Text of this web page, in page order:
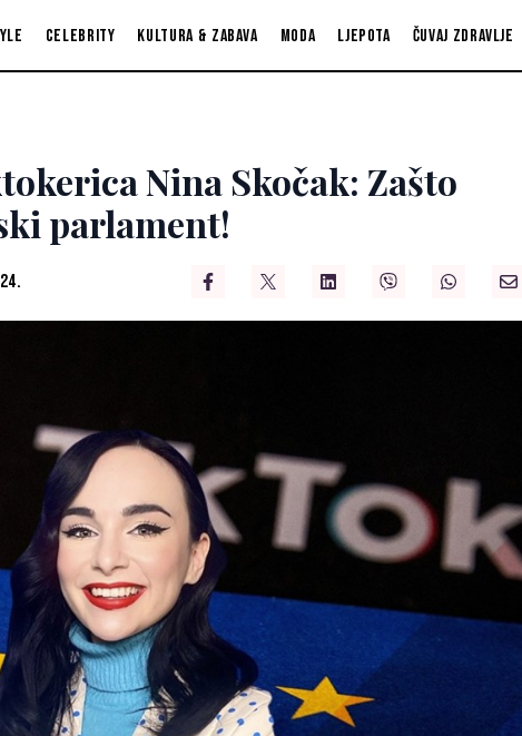
Celebrity Kultura & zabava Moda Ljepota Čuvaj zdravlje
Nina Skočak: Zašto
parlament!